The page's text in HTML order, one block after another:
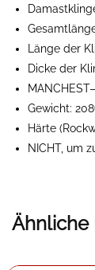
Länge der
Dicke der
MANCHEST–
Gewicht:
Härte
NICHT, um
Ähnliche